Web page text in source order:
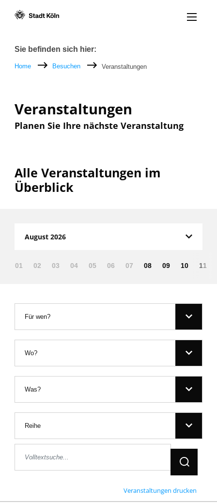
Menü
Breadcrumb
Sie befinden sich hier:
Home Besuchen Veranstaltungen
Veranstaltungen
Planen Sie Ihre nächste Veranstaltung
Alle Veranstaltungen im
Überblick
August 2026
01 02 03 04 05 06 07 08 09 10 11
Für wen?
Wo?
Was?
Reihe
Jetzt
Veranstaltungen drucken